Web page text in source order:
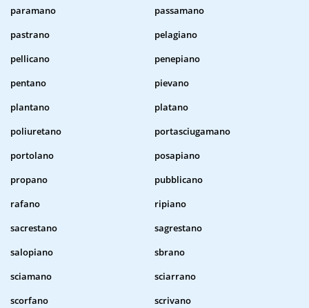
paramano
passamano
pastrano
pelagiano
pellicano
penepiano
pentano
pievano
plantano
platano
poliuretano
portasciugamano
portolano
posapiano
propano
pubblicano
rafano
ripiano
sacrestano
sagrestano
salopiano
sbrano
sciamano
sciarrano
scorfano
scrivano